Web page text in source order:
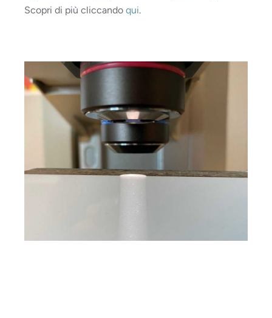
Scopri di più cliccando qui.